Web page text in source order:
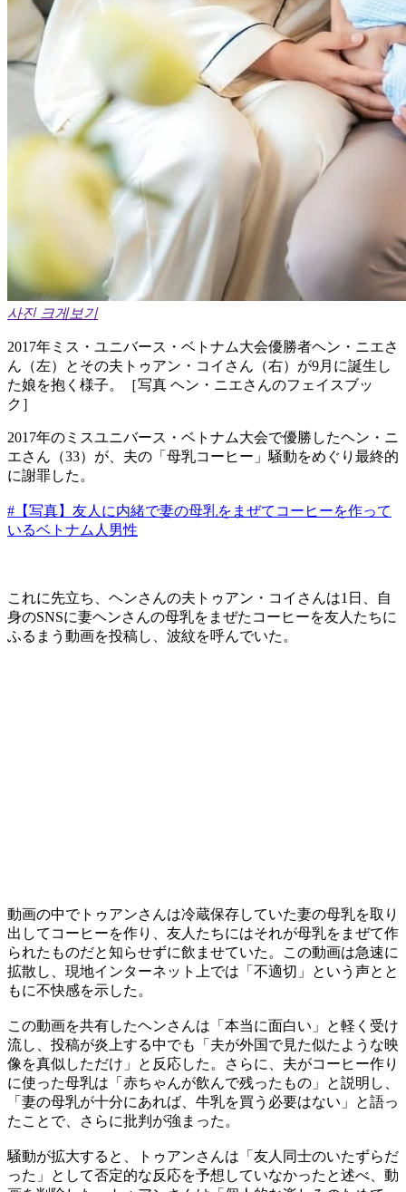
사진 크게보기
2017年ミス・ユニバース・ベトナム大会優勝者ヘン・ニエさ
ん（左）とその夫トゥアン・コイさん（右）が9月に誕生し
た娘を抱く様子。［写真 ヘン・ニエさんのフェイスブッ
ク］
2017年のミスユニバース・ベトナム大会で優勝したヘン・ニ
エさん（33）が、夫の「母乳コーヒー」騒動をめぐり最終的
に謝罪した。
#【写真】友人に内緒で妻の母乳をまぜてコーヒーを作って
いるベトナム人男性
これに先立ち、ヘンさんの夫トゥアン・コイさんは1日、自
身のSNSに妻ヘンさんの母乳をまぜたコーヒーを友人たちに
ふるまう動画を投稿し、波紋を呼んでいた。
動画の中でトゥアンさんは冷蔵保存していた妻の母乳を取り
出してコーヒーを作り、友人たちにはそれが母乳をまぜて作
られたものだと知らせずに飲ませていた。この動画は急速に
拡散し、現地インターネット上では「不適切」という声とと
もに不快感を示した。
この動画を共有したヘンさんは「本当に面白い」と軽く受け
流し、投稿が炎上する中でも「夫が外国で見た似たような映
像を真似しただけ」と反応した。さらに、夫がコーヒー作り
に使った母乳は「赤ちゃんが飲んで残ったもの」と説明し、
「妻の母乳が十分にあれば、牛乳を買う必要はない」と語っ
たことで、さらに批判が強まった。
騒動が拡大すると、トゥアンさんは「友人同士のいたずらだ
った」として否定的な反応を予想していなかったと述べ、動